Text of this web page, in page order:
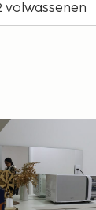
volwassenen